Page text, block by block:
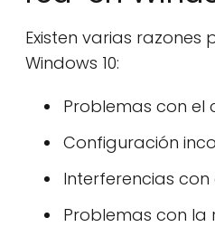
Existen varias
Windows 10:
Problemas con
Configuración
Interferencias con
Problemas con la